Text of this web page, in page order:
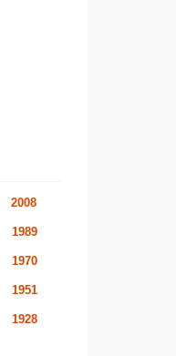
2008
1989
1970
1951
1928